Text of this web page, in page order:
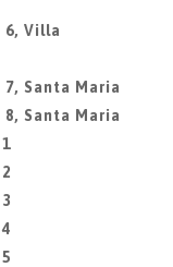
6, Villa
Santa Maria
Santa Maria